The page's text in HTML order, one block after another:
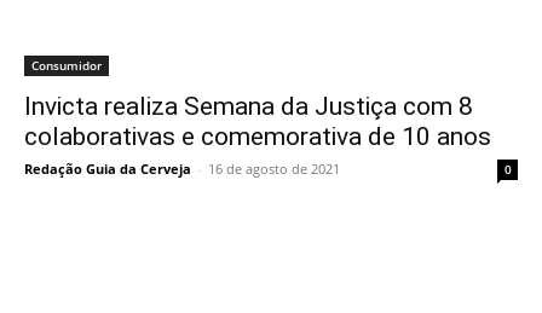
Consumidor
Invicta realiza Semana da Justiça com 8
colaborativas e comemorativa de 10 anos
Redação Guia da Cerveja - 16 de agosto de 2021 0